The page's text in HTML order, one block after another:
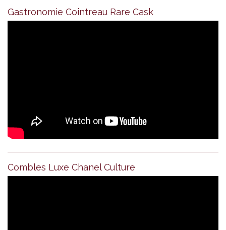
Gastronomie Cointreau Rare Cask
Combles Luxe Chanel Culture